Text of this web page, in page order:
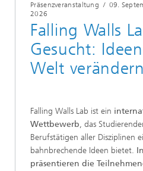
Präsenzveranstaltung / 09.
2026
Falling Walls
Gesucht:
Welt
Falling Walls Lab ist ein
Wettbewerb, das
Berufstätigen aller Disziplinen
bahnbrechende Ideen bietet.
präsentieren die